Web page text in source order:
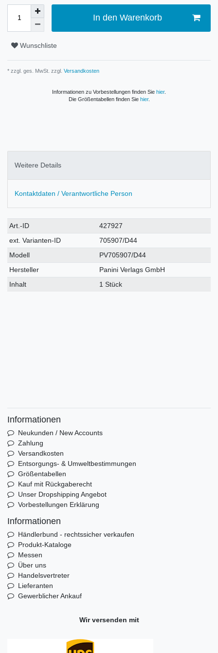
In den Warenkorb
Wunschliste
* zzgl. ges. MwSt. zzgl. Versandkosten
Informationen zu Vorbestellungen finden Sie hier.
Die Größentabellen finden Sie hier.
Weitere Details
Kontaktdaten / Verantwortliche Person
Technisches
Merkmal
Wert
Art.-ID
427927
ext. Varianten-ID
705907/D44
Modell
PV705907/D44
Hersteller
Panini Verlags GmbH
Inhalt
1 Stück
Informationen
Neukunden / New Accounts
Zahlung
Versandkosten
Entsorgungs- & Umweltbestimmungen
Größentabellen
Kauf mit Rückgaberecht
Unser Dropshipping Angebot
Vorbestellungen Erklärung
Informationen
Händlerbund - rechtssicher verkaufen
Produkt-Kataloge
Messen
Über uns
Handelsvertreter
Lieferanten
Gewerblicher Ankauf
Wir versenden mit